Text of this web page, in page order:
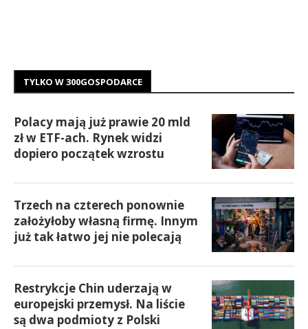
TYLKO W 300GOSPODARCE
Polacy mają już prawie 20 mld
zł w ETF-ach. Rynek widzi
dopiero początek wzrostu
Trzech na czterech ponownie
założyłoby własną firmę. Innym
już tak łatwo jej nie polecają
Restrykcje Chin uderzają w
europejski przemysł. Na liście
są dwa podmioty z Polski